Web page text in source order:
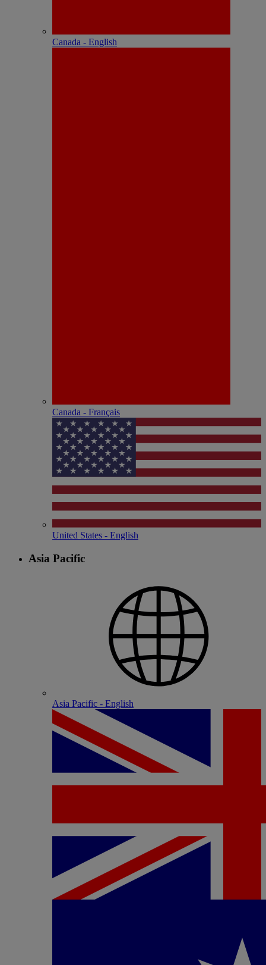
Canada - English
Canada - Français
United States - English
Asia Pacific
Asia Pacific - English